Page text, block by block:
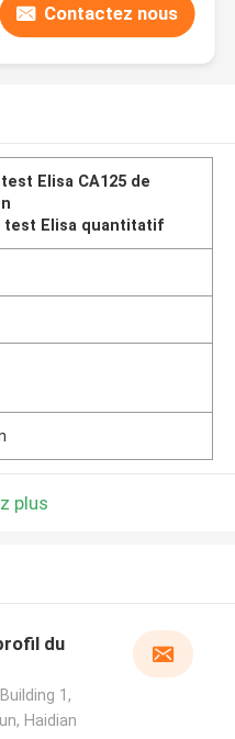
Contactez nous
Elisa CA125 de
test Elisa quantitatif
plus
du
1,
Haidian